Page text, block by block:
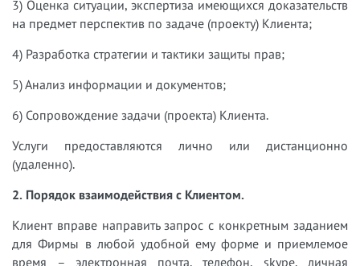
3) Оценка ситуации, экспертиза имеющихся доказательств
на предмет перспектив по задаче (проекту) Клиента;
4) Разработка стратегии и тактики защиты прав;
5) Анализ информации и документов;
6) Сопровождение задачи (проекта) Клиента.
Услуги предоставляются лично или дистанционно
(удаленно).
2. Порядок взаимодействия с Клиентом.
Клиент вправе направить запрос с конкретным заданием
для Фирмы в любой удобной ему форме и приемлемое
время – электронная почта, телефон, skype, личная